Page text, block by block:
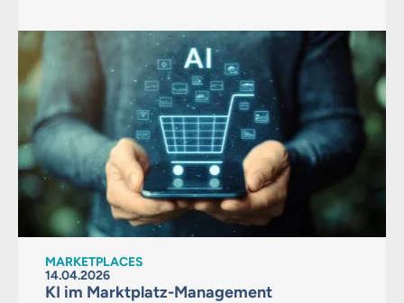
MARKETPLACES
14.04.2026
KI im Marktplatz-Management